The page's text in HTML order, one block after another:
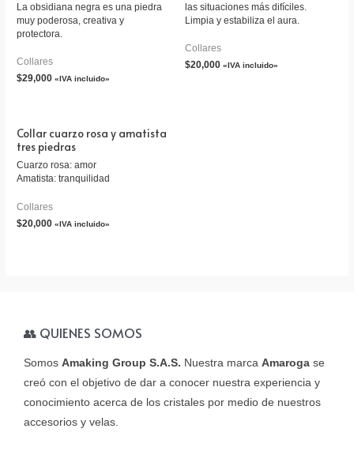
La obsidiana negra es una piedra
muy poderosa, creativa y
protectora.
Collares
$29,000 «IVA incluido»
las situaciones más difíciles.
Limpia y estabiliza el aura.
Collares
$20,000 «IVA incluido»
Collar cuarzo rosa y amatista
tres piedras
Cuarzo rosa: amor
Amatista: tranquilidad
Collares
$20,000 «IVA incluido»
👥 QUIENES SOMOS
Somos Amaking Group S.A.S. Nuestra marca Amaroga se
creó con el objetivo de dar a conocer nuestra experiencia y
conocimiento acerca de los cristales por medio de nuestros
accesorios y velas.